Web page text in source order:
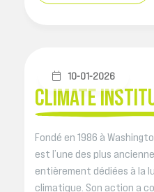
10-01-2026
CLIMATE
Fondé en 1986 à
est l’une des plus
entièrement dédiées à la
climatique. Son action a